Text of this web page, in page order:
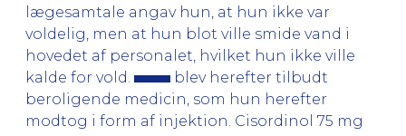
lægesamtale angav hun, at hun ikke var
voldelig, men at hun blot ville smide vand i
hovedet af personalet, hvilket hun ikke ville
kalde for vold.
blev herefter tilbudt
beroligende medicin, som hun herefter
modtog i form af injektion. Cisordinol 75 mg